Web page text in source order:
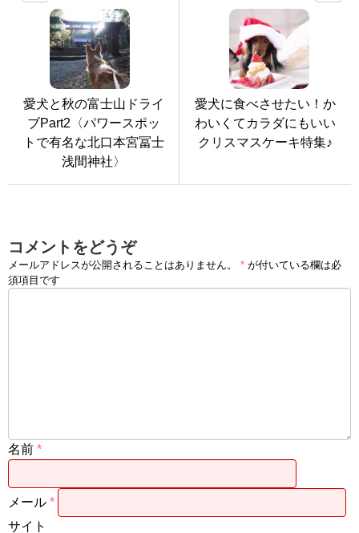
愛犬と秋の富士山ドライ
ブPart2〈パワースポッ
トで有名な北口本宮冨士
浅間神社〉
愛犬に食べさせたい！か
わいくてカラダにもいい
クリスマスケーキ特集♪
コメントをどうぞ
メールアドレスが公開されることはありません。 * が付いている欄は必
須項目です
名前 *
メール *
サイト